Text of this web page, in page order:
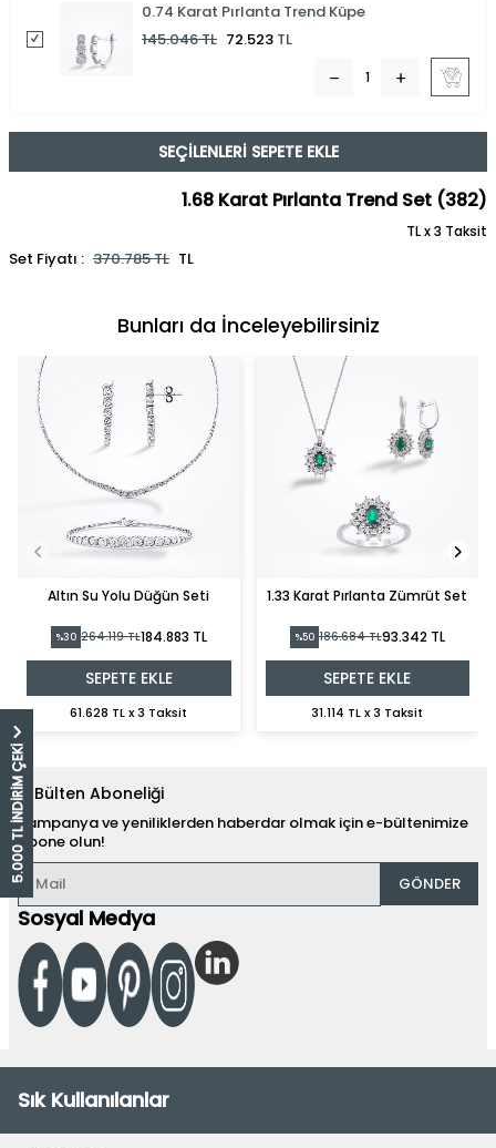
5.000 TL İNDİRİM ÇEKİ
0.74 Karat Pırlanta Trend Küpe
145.046TL 72.523 TL
SEÇILENLERI SEPETE EKLE
1.68 Karat Pırlanta Trend Set (382)
TL x 3 Taksit
Set Fiyatı : 370.785TL TL
Bunları da İnceleyebilirsiniz
Altın Su Yolu Düğün Seti
%30 264.119 TL184.883 TL
SEPETE EKLE
61.628 TL x 3 Taksit
1.33 Karat Pırlanta Zümrüt Set
%50 186.684 TL93.342 TL
SEPETE EKLE
31.114 TL x 3 Taksit
E-Bülten Aboneliği
Kampanya ve yeniliklerden haberdar olmak için e-bültenimize
abone olun!
GÖNDER
Sosyal Medya
Sık Kullanılanlar